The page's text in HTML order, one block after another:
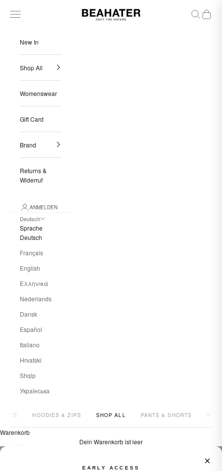
BEAHATER
Menü Suchen
New In
Shop All
Womenswear
Gift Card
Brand
Returns &
Widerruf
ANMELDEN
Deutsch
Sprache
Deutsch
Français
English
Ελληνικά
Nederlands
Dansk
Español
Italiano
Hrvatski
Shqip
Українська
HOODIES & ZIPS SHOP ALL PANTS & SHORTS
Warenkorb
Dein Warenkorb ist leer
×
EARLY ACCESS